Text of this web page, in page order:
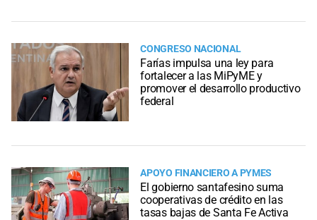
CONGRESO NACIONAL
Farías impulsa una ley para
fortalecer a las MiPyME y
promover el desarrollo productivo
federal
APOYO FINANCIERO A PYMES
El gobierno santafesino suma
cooperativas de crédito en las
tasas bajas de Santa Fe Activa